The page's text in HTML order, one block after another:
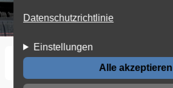
Datenschutzrichtlinie
Einstellungen
Alle akzeptieren
Startseite Einlagerung